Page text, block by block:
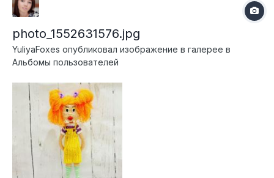
photo_1552631576.jpg
YuliyaFoxes опубликовал изображение в галерее в
Альбомы пользователей